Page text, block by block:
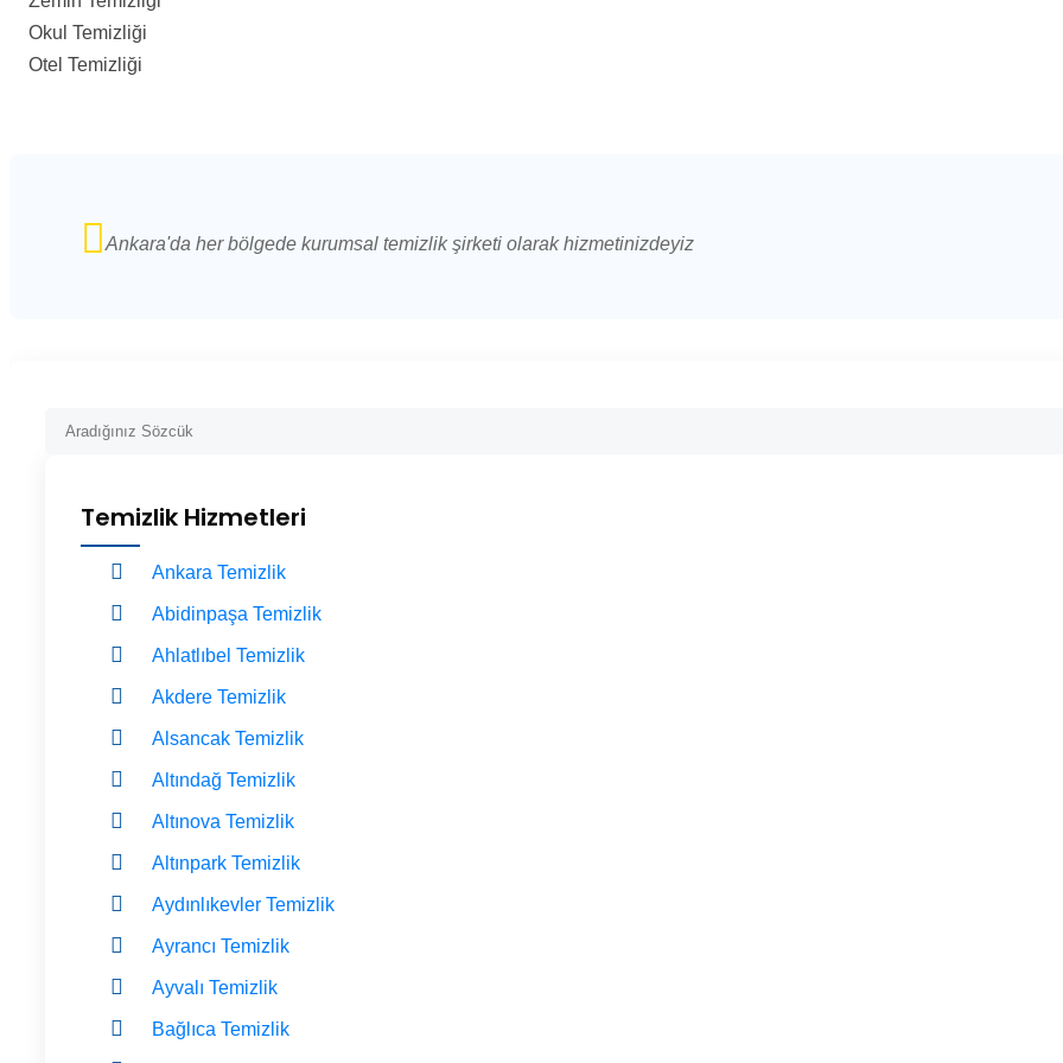
Okul Temizliği
Otel Temizliği
Ankara'da her bölgede kurumsal temizlik şirketi olarak hizmetinizdeyiz
Temizlik Hizmetleri
Ankara Temizlik
Abidinpaşa Temizlik
Ahlatlıbel Temizlik
Akdere Temizlik
Alsancak Temizlik
Altındağ Temizlik
Altınova Temizlik
Altınpark Temizlik
Aydınlıkevler Temizlik
Ayrancı Temizlik
Ayvalı Temizlik
Bağlıca Temizlik